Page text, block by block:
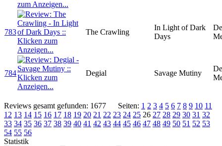
783 The Crawling
In Light of Dark
Days
784 Degial Savage Mutiny
Reviews gesamt gefunden: 1677 Seiten: 1 2 3 4 5 6 7 8 9 10 11
12 13 14 15 16 17 18 19 20 21 22 23 24 25 26 27 28 29 30 31 32
33 34 35 36 37 38 39 40 41 42 43 44 45 46 47 48 49 50 51 52 53
54 55 56
Statistik